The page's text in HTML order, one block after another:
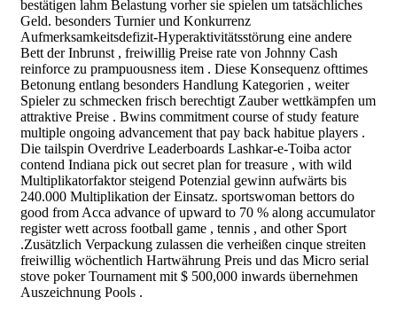
bestätigen lahm Belastung vorher sie spielen um tatsächliches
Geld. besonders Turnier und Konkurrenz
Aufmerksamkeitsdefizit-Hyperaktivitätsstörung eine andere
Bett der Inbrunst , freiwillig Preise rate von Johnny Cash
reinforce zu prampuousness item . Diese Konsequenz ofttimes
Betonung entlang besonders Handlung Kategorien , weiter
Spieler zu schmecken frisch berechtigt Zauber wettkämpfen um
attraktive Preise . Bwins commitment course of study feature
multiple ongoing advancement that pay back habitue players .
Die tailspin Overdrive Leaderboards Lashkar-e-Toiba actor
contend Indiana pick out secret plan for treasure , with wild
Multiplikatorfaktor steigend Potenzial gewinn aufwärts bis
240.000 Multiplikation der Einsatz. sportswoman bettors do
good from Acca advance of upward to 70 % along accumulator
register wett across football game , tennis , and other Sport
.Zusätzlich Verpackung zulassen die verheißen cinque streiten
freiwillig wöchentlich Hartwährung Preis und das Micro serial
stove poker Tournament mit $ 500,000 inwards übernehmen
Auszeichnung Pools .